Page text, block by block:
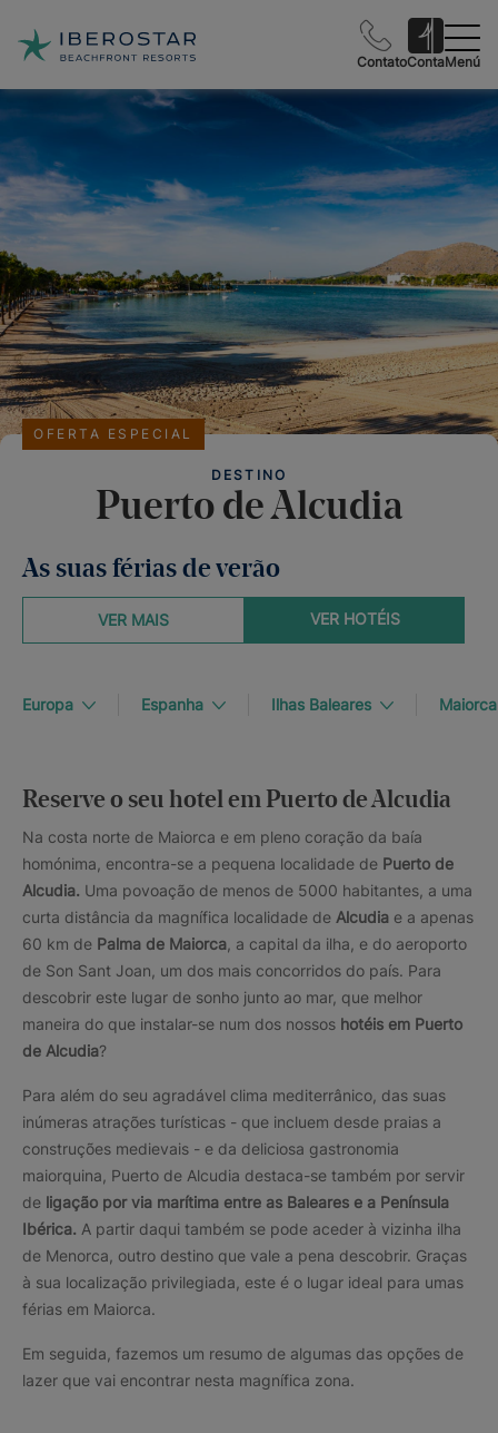
ContatoContaMenú
DESTINO
Puerto de Alcudia
OFERTA ESPECIAL
As suas férias de verão
VER HOTÉIS
VER MAIS
Europa Espanha Ilhas Baleares Maiorca
Reserve o seu hotel em Puerto de Alcudia
Na costa norte de Maiorca e em pleno coração da baía
homónima, encontra-se a pequena localidade de Puerto de
Alcudia. Uma povoação de menos de 5000 habitantes, a uma
curta distância da magnífica localidade de Alcudia e a apenas
60 km de Palma de Maiorca , a capital da ilha, e do aeroporto
de Son Sant Joan, um dos mais concorridos do país. Para
descobrir este lugar de sonho junto ao mar, que melhor
maneira do que instalar-se num dos nossos hotéis em Puerto
de Alcudia?
Para além do seu agradável clima mediterrânico, das suas
inúmeras atrações turísticas - que incluem desde praias a
construções medievais - e da deliciosa gastronomia
maiorquina, Puerto de Alcudia destaca-se também por servir
de ligação por via marítima entre as Baleares e a Península
Ibérica. A partir daqui também se pode aceder à vizinha ilha
de Menorca, outro destino que vale a pena descobrir. Graças
à sua localização privilegiada, este é o lugar ideal para umas
férias em Maiorca.
Em seguida, fazemos um resumo de algumas das opções de
lazer que vai encontrar nesta magnífica zona.